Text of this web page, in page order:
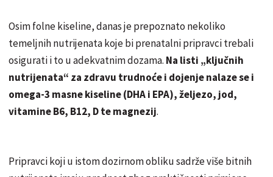
Osim folne kiseline, danas je prepoznato nekoliko
temeljnih nutrijenata koje bi prenatalni pripravci trebali
osigurati i to u adekvatnim dozama. Na listi „ključnih
nutrijenata“ za zdravu trudnoće i dojenje nalaze se i
omega-3 masne kiseline (DHA i EPA), željezo, jod,
vitamine B6, B12, D te magnezij.
Pripravci koji u istom dozirnom obliku sadrže više bitnih